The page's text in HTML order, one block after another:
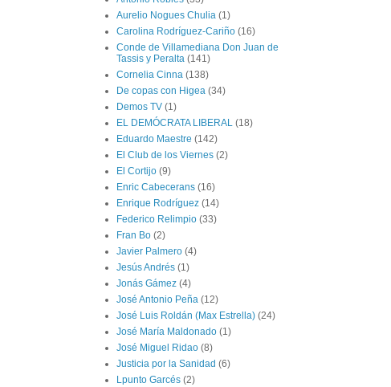
Aurelio Nogues Chulia (1)
Carolina Rodríguez-Cariño (16)
Conde de Villamediana Don Juan de
Tassis y Peralta (141)
Cornelia Cinna (138)
De copas con Higea (34)
Demos TV (1)
EL DEMÓCRATA LIBERAL (18)
Eduardo Maestre (142)
El Club de los Viernes (2)
El Cortijo (9)
Enric Cabecerans (16)
Enrique Rodríguez (14)
Federico Relimpio (33)
Fran Bo (2)
Javier Palmero (4)
Jesús Andrés (1)
Jonás Gámez (4)
José Antonio Peña (12)
José Luis Roldán (Max Estrella) (24)
José María Maldonado (1)
José Miguel Ridao (8)
Justicia por la Sanidad (6)
Lpunto Garcés (2)